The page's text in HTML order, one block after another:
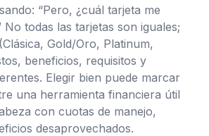
“Pero, ¿cuál tarjeta me
No todas las tarjetas son iguales;
Gold/Oro, Platinum,
beneficios, requisitos y
Elegir bien puede marcar
una herramienta financiera útil
con cuotas de manejo,
desaprovechados.